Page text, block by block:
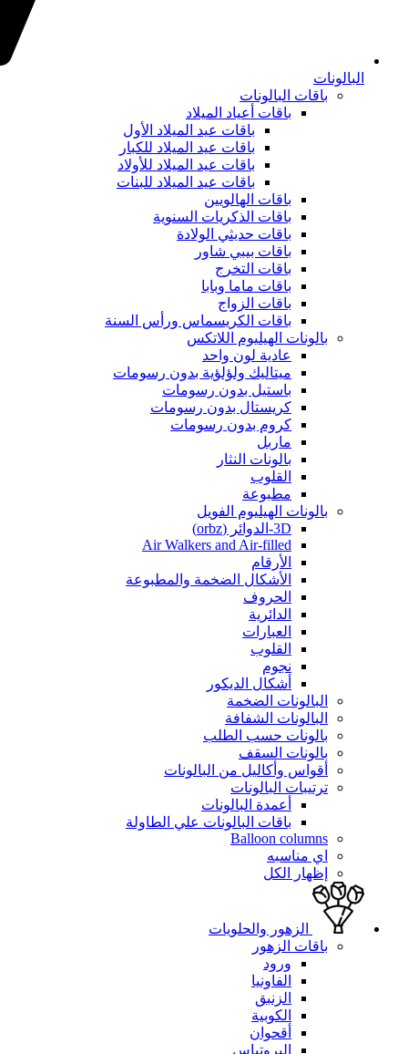
البالونات
باقات البالونات
باقات أعياد الميلاد
باقات عيد الميلاد الأول
باقات عيد الميلاد للكبار
باقات عيد الميلاد للأولاد
باقات عيد الميلاد للبنات
باقات الهالويين
باقات الذكريات السنوية
باقات حديثي الولادة
باقات بيبي شاور
باقات التخرج
باقات ماما وبابا
باقات الزواج
باقات الكريسماس ورأس السنة
بالونات الهيليوم اللاتكس
عادية لون واحد
ميتاليك ولؤلؤية بدون رسومات
باستيل بدون رسومات
كريستال بدون رسومات
كروم بدون رسومات
ماربل
بالونات النثار
القلوب
مطبوعة
بالونات الهيليوم الفويل
3D-الدوائر (orbz)
Air Walkers and Air-filled
الأرقام
الأشكال الضخمة والمطبوعة
الحروف
الدائرية
العبارات
القلوب
نجوم
أشكال الديكور
البالونات الضخمة
البالونات الشفافة
بالونات حسب الطلب
بالونات السقف
أقواس وأكاليل من البالونات
ترتيبات البالونات
أعمدة البالونات
باقات البالونات علي الطاولة
Balloon columns
اي مناسبه
إظهار الكل
الزهور والحلويات
باقات الزهور
ورود
الفاونيا
الزنبق
الكوبية
أقحوان
البروتياس